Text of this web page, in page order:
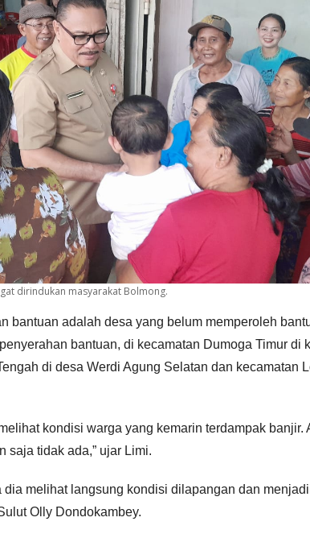
dirindukan masyarakat Bolmong.
bantuan adalah desa yang belum memperoleh
bantuan, di kecamatan Dumoga Timur di
di desa Werdi Agung Selatan dan kecamatan
kondisi warga yang kemarin terdampak banjir.
saja tidak ada,” ujar Limi.
melihat langsung kondisi dilapangan dan
Olly Dondokambey.